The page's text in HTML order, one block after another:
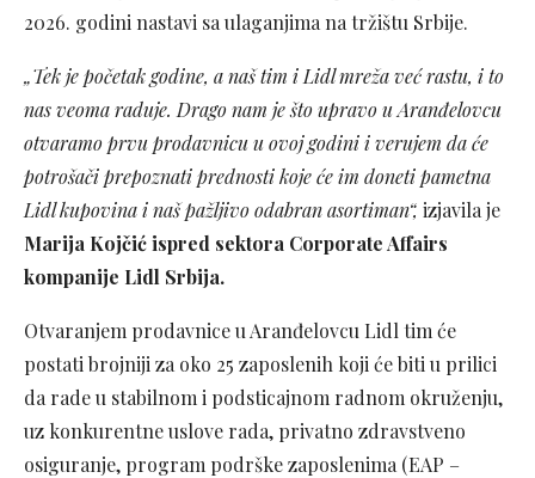
2026. godini nastavi sa ulaganjima na tržištu Srbije.
„Tek je početak godine, a naš tim i Lidl mreža već rastu, i to
nas veoma raduje. Drago nam je što upravo u Aranđelovcu
otvaramo prvu prodavnicu u ovoj godini i verujem da će
potrošači prepoznati prednosti koje će im doneti pametna
Lidl kupovina i naš pažljivo odabran asortiman“, izjavila je
Marija Kojčić ispred sektora Corporate Affairs
kompanije Lidl Srbija.
Otvaranjem prodavnice u Aranđelovcu Lidl tim će
postati brojniji za oko 25 zaposlenih koji će biti u prilici
da rade u stabilnom i podsticajnom radnom okruženju,
uz konkurentne uslove rada, privatno zdravstveno
osiguranje, program podrške zaposlenima (EAP –